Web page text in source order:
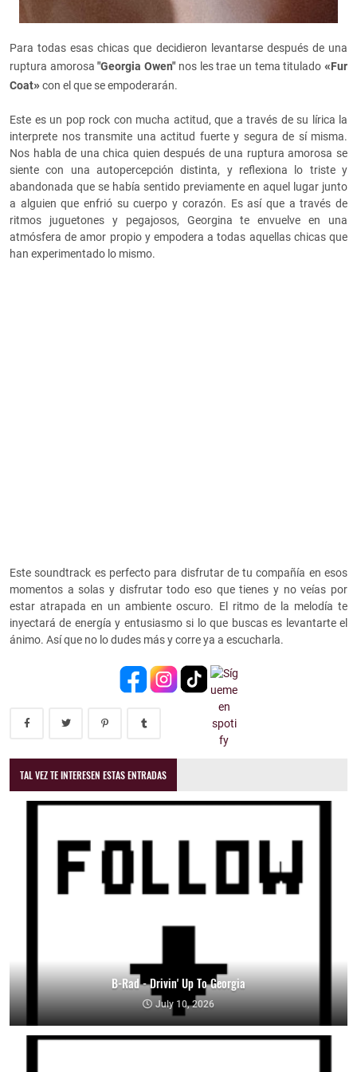
Para todas esas chicas que decidieron levantarse después de una
ruptura amorosa"Georgia Owen" nos les trae un tema titulado «Fur
Coat» con el que se empoderarán.
Este es un pop rock con mucha actitud, que a través de su lírica la
interprete nos transmite una actitud fuerte y segura de sí misma.
Nos habla de una chica quien después de una ruptura amorosa se
siente con una autopercepción distinta, y reflexiona lo triste y
abandonada que se había sentido previamente en aquel lugar junto
a alguien que enfrió su cuerpo y corazón. Es así que a través de
ritmos juguetones y pegajosos, Georgina te envuelve en una
atmósfera de amor propio y empodera a todas aquellas chicas que
han experimentado lo mismo.
Este soundtrack es perfecto para disfrutar de tu compañía en esos
momentos a solas y disfrutar todo eso que tienes y no veías por
estar atrapada en un ambiente oscuro. El ritmo de la melodía te
inyectará de energía y entusiasmo si lo que buscas es levantarte el
ánimo. Así que no lo dudes más y corre ya a escucharla.
TAL VEZ TE INTERESEN ESTAS ENTRADAS
B-Rad - Drivin' Up To Georgia
July 10, 2026